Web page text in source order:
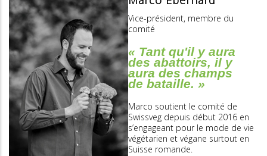
Vice-président, membre du
comité
« Tant qu'il y aura
des abattoirs, il y
aura des champs
de bataille. »
Marco soutient le comité de
Swissveg depuis début 2016 en
s’engageant pour le mode de vie
végétarien et végane surtout en
Suisse romande.